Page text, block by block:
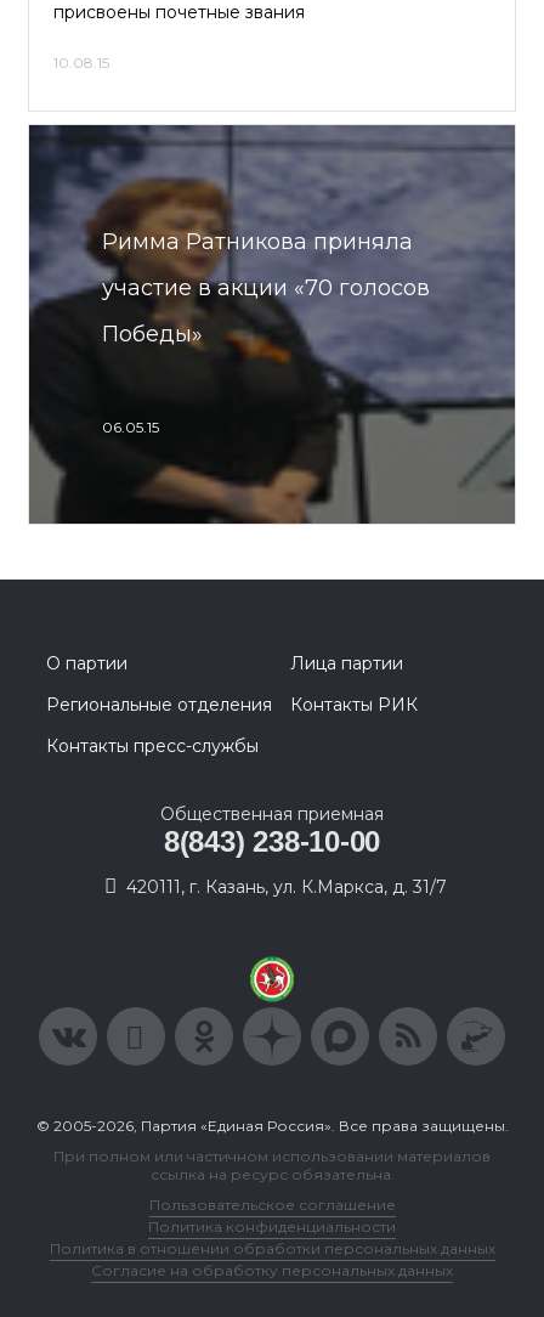
присвоены почетные звания
10.08.15
Римма Ратникова приняла
участие в акции «70 голосов
Победы»
06.05.15
О партии
Лица партии
Региональные отделения
Контакты РИК
Контакты пресс-службы
Общественная приемная
8(843) 238-10-00
420111, г. Казань, ул. К.Маркса, д. 31/7
© 2005-2026, Партия «Единая Россия». Все права защищены.
При полном или частичном использовании материалов
ссылка на ресурс обязательна.
Пользовательское соглашение
Политика конфиденциальности
Политика в отношении обработки персональных данных
Согласие на обработку персональных данных